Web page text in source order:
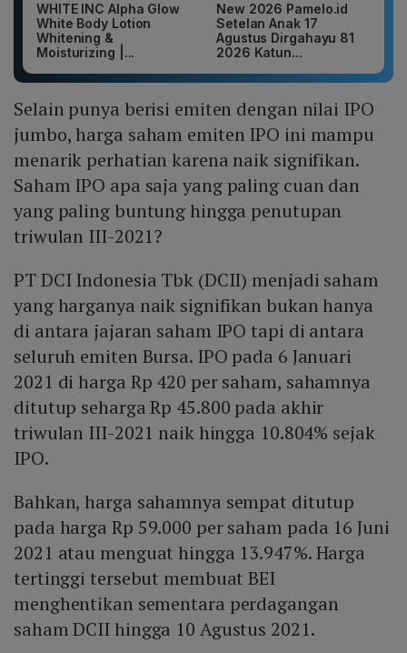
WHITE INC Alpha Glow
White Body Lotion
Whitening &
Moisturizing |...
New 2026 Pamelo.id
Setelan Anak 17
Agustus Dirgahayu 81
2026 Katun...
Selain punya berisi emiten dengan nilai IPO
jumbo, harga saham emiten IPO ini mampu
menarik perhatian karena naik signifikan.
Saham IPO apa saja yang paling cuan dan
yang paling buntung hingga penutupan
triwulan III-2021?
PT DCI Indonesia Tbk (DCII) menjadi saham
yang harganya naik signifikan bukan hanya
di antara jajaran saham IPO tapi di antara
seluruh emiten Bursa. IPO pada 6 Januari
2021 di harga Rp 420 per saham, sahamnya
ditutup seharga Rp 45.800 pada akhir
triwulan III-2021 naik hingga 10.804% sejak
IPO.
Bahkan, harga sahamnya sempat ditutup
pada harga Rp 59.000 per saham pada 16 Juni
2021 atau menguat hingga 13.947%. Harga
tertinggi tersebut membuat BEI
menghentikan sementara perdagangan
saham DCII hingga 10 Agustus 2021.